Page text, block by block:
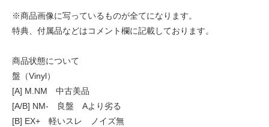
※商品画像に写っているものが全てになります。
特典、付属品などはコメント欄に記載しております。
商品状態について
盤（Vinyl）
[A] M.NM 中古美品
[A/B] NM- 良盤 Aより劣る
[B] EX+ 軽いスレ ノイズ無